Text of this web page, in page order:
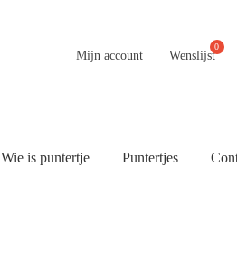
Mijn account Wenslijst
Wie is puntertje Puntertjes